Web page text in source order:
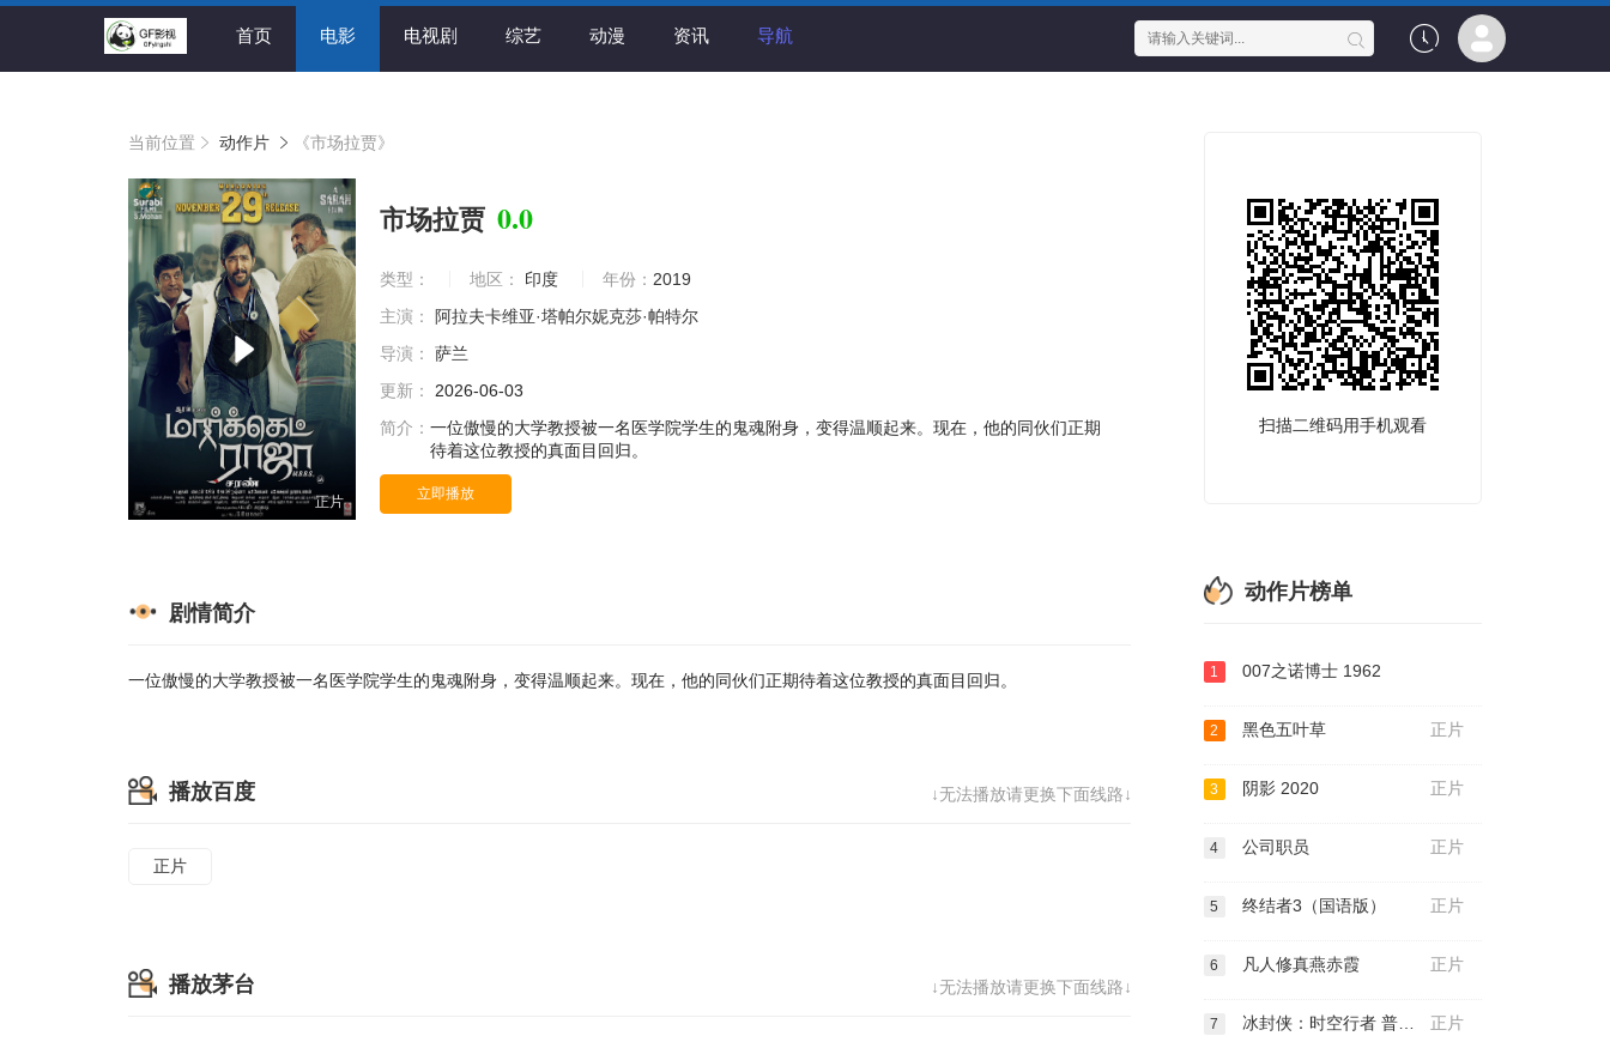
首页 电影 电视剧 综艺 动漫 资讯 导航
当前位置 动作片 《市场拉贾》
正片
市场拉贾 0.0
类型： 地区： 印度 年份： 2019
主演：
阿拉夫卡维亚·塔帕尔妮克莎·帕特尔
导演：
萨兰
更新：
2026-06-03
简介： 一位傲慢的大学教授被一名医学院学生的鬼魂附身，变得温顺起来。现在，他的同伙们正期
待着这位教授的真面目回归。
立即播放
剧情简介
一位傲慢的大学教授被一名医学院学生的鬼魂附身，变得温顺起来。现在，他的同伙们正期待着这位教授的真面目回归。
↓无法播放请更换下面线路↓
播放百度
正片
↓无法播放请更换下面线路↓
播放茅台
扫描二维码用手机观看
动作片榜单
1 007之诺博士 1962
2 黑色五叶草 正片
3 阴影 2020 正片
4 公司职员 正片
5 终结者3（国语版） 正片
6 凡人修真燕赤霞 正片
7 冰封侠：时空行者 普通话版 正片